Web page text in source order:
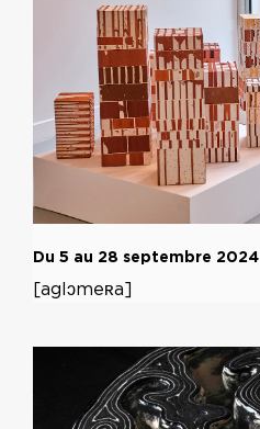
Du 5 au 28 septembre 2024
[aglɔmeʀa]